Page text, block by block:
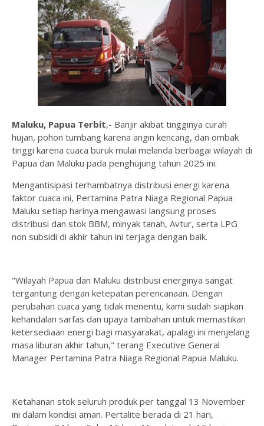
Maluku, Papua Terbit,- Banjir akibat tingginya curah
hujan, pohon tumbang karena angin kencang, dan ombak
tinggi karena cuaca buruk mulai melanda berbagai wilayah di
Papua dan Maluku pada penghujung tahun 2025 ini.
Mengantisipasi terhambatnya distribusi energi karena
faktor cuaca ini, Pertamina Patra Niaga Regional Papua
Maluku setiap harinya mengawasi langsung proses
distribusi dan stok BBM, minyak tanah, Avtur, serta LPG
non subsidi di akhir tahun ini terjaga dengan baik.
"Wilayah Papua dan Maluku distribusi energinya sangat
tergantung dengan ketepatan perencanaan. Dengan
perubahan cuaca yang tidak menentu, kami sudah siapkan
kehandalan sarfas dan upaya tambahan untuk memastikan
ketersediaan energi bagi masyarakat, apalagi ini menjelang
masa liburan akhir tahun," terang Executive General
Manager Pertamina Patra Niaga Regional Papua Maluku.
Ketahanan stok seluruh produk per tanggal 13 November
ini dalam kondisi aman. Pertalite berada di 21 hari,